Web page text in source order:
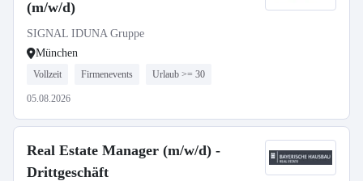
(m/w/d)
SIGNAL IDUNA Gruppe
München
Vollzeit Firmenevents Urlaub >= 30
05.08.2026
Real Estate Manager (m/w/d) -
Drittgeschäft